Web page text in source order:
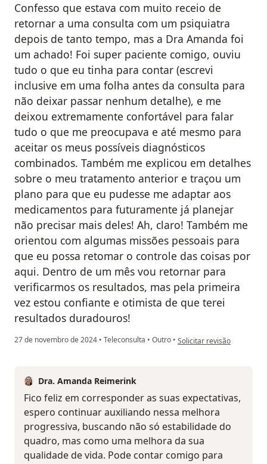
Confesso que estava com muito receio de
retornar a uma consulta com um psiquiatra
depois de tanto tempo, mas a Dra Amanda foi
um achado! Foi super paciente comigo, ouviu
tudo o que eu tinha para contar (escrevi
inclusive em uma folha antes da consulta para
não deixar passar nenhum detalhe), e me
deixou extremamente confortável para falar
tudo o que me preocupava e até mesmo para
aceitar os meus possíveis diagnósticos
combinados. Também me explicou em detalhes
sobre o meu tratamento anterior e traçou um
plano para que eu pudesse me adaptar aos
medicamentos para futuramente já planejar
não precisar mais deles! Ah, claro! Também me
orientou com algumas missões pessoais para
que eu possa retomar o controle das coisas por
aqui. Dentro de um mês vou retornar para
verificarmos os resultados, mas pela primeira
vez estou confiante e otimista de que terei
resultados duradouros!
27 de novembro de 2024 • Teleconsulta • Outro • na opinião do utilizador
Solicitar revisão
Dra. Amanda Reimerink
Fico feliz em corresponder as suas expectativas,
espero continuar auxiliando nessa melhora
progressiva, buscando não só estabilidade do
quadro, mas como uma melhora da sua
qualidade de vida. Pode contar comigo para